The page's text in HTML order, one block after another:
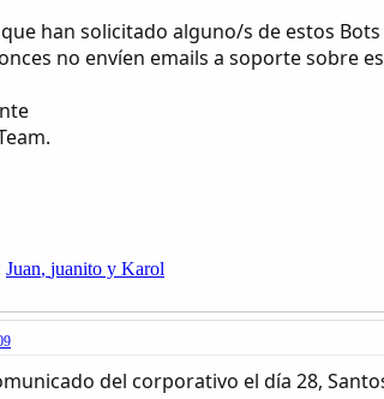
han solicitado alguno/s de estos
no envíen emails a soporte sobre
Juan, juanito y Karol
del corporativo el día 28,